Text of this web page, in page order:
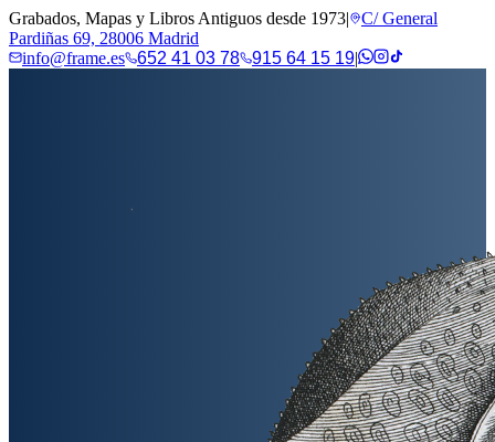
Grabados, Mapas y Libros Antiguos desde 1973|
C/ General
Pardiñas 69, 28006 Madrid
info@frame.es
652 41 03 78 915 64 15 19|